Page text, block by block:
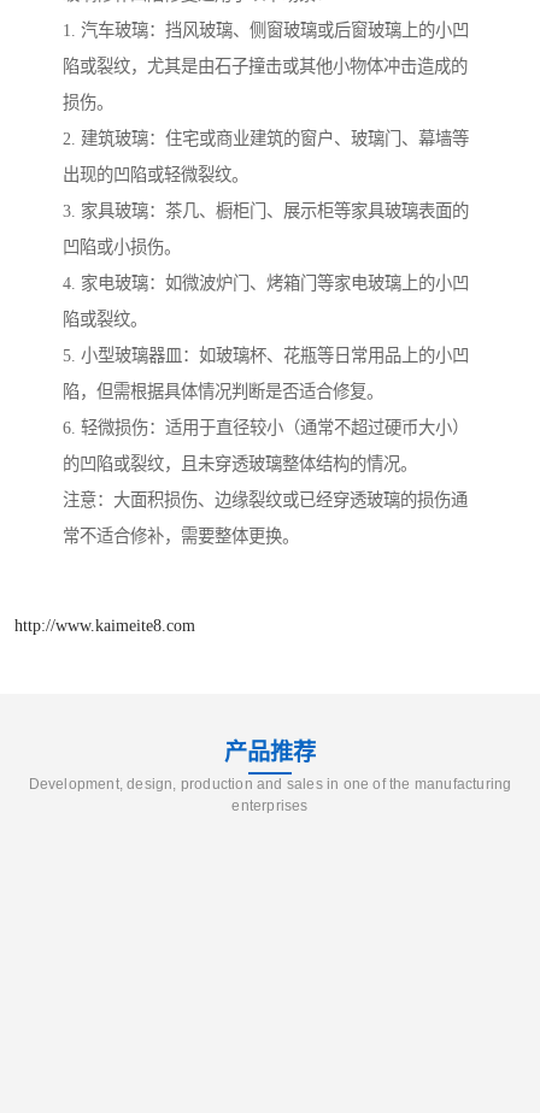
1. 汽车玻璃：挡风玻璃、侧窗玻璃或后窗玻璃上的小凹
陷或裂纹，尤其是由石子撞击或其他小物体冲击造成的
损伤。
2. 建筑玻璃：住宅或商业建筑的窗户、玻璃门、幕墙等
出现的凹陷或轻微裂纹。
3. 家具玻璃：茶几、橱柜门、展示柜等家具玻璃表面的
凹陷或小损伤。
4. 家电玻璃：如微波炉门、烤箱门等家电玻璃上的小凹
陷或裂纹。
5. 小型玻璃器皿：如玻璃杯、花瓶等日常用品上的小凹
陷，但需根据具体情况判断是否适合修复。
6. 轻微损伤：适用于直径较小（通常不超过硬币大小）
的凹陷或裂纹，且未穿透玻璃整体结构的情况。
注意：大面积损伤、边缘裂纹或已经穿透玻璃的损伤通
常不适合修补，需要整体更换。
http://www.kaimeite8.com
产品推荐
Development, design, production and sales in one of the manufacturing
enterprises